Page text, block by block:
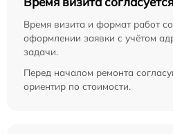
Время визита и формат работ
оформлении заявки с учётом
задачи.
Перед началом ремонта
ориентир по стоимости.